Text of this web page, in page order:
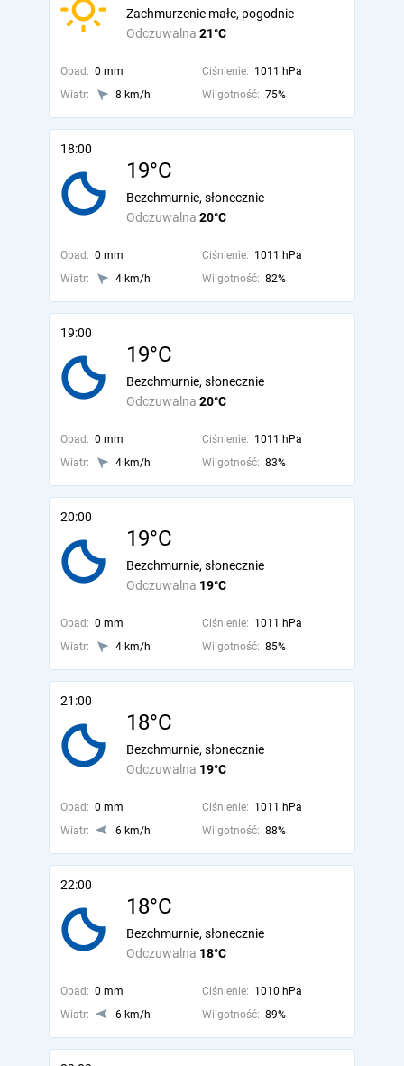
Odczuwalna 21°C
Zachmurzenie małe, pogodnie
Opad: 0 mm Ciśnienie: 1011 hPa
Wiatr:
8 km/h Wilgotność: 75%
18:00
19°C
Odczuwalna 20°C
Bezchmurnie, słonecznie
Opad: 0 mm Ciśnienie: 1011 hPa
Wiatr:
4 km/h Wilgotność: 82%
19:00
19°C
Odczuwalna 20°C
Bezchmurnie, słonecznie
Opad: 0 mm Ciśnienie: 1011 hPa
Wiatr:
4 km/h Wilgotność: 83%
20:00
19°C
Odczuwalna 19°C
Bezchmurnie, słonecznie
Opad: 0 mm Ciśnienie: 1011 hPa
Wiatr:
4 km/h Wilgotność: 85%
21:00
18°C
Odczuwalna 19°C
Bezchmurnie, słonecznie
Opad: 0 mm Ciśnienie: 1011 hPa
Wiatr:
6 km/h Wilgotność: 88%
22:00
18°C
Odczuwalna 18°C
Bezchmurnie, słonecznie
Opad: 0 mm Ciśnienie: 1010 hPa
Wiatr:
6 km/h Wilgotność: 89%